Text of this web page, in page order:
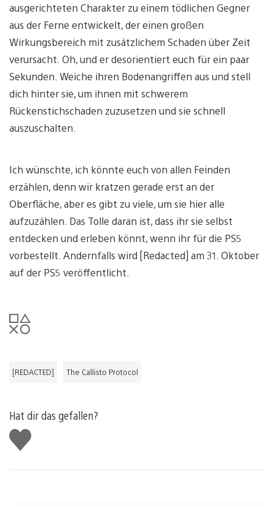
ausgerichteten Charakter zu einem tödlichen Gegner
aus der Ferne entwickelt, der einen großen
Wirkungsbereich mit zusätzlichem Schaden über Zeit
verursacht. Oh, und er desorientiert euch für ein paar
Sekunden. Weiche ihren Bodenangriffen aus und stell
dich hinter sie, um ihnen mit schwerem
Rückenstichschaden zuzusetzen und sie schnell
auszuschalten.
Ich wünschte, ich könnte euch von allen Feinden
erzählen, denn wir kratzen gerade erst an der
Oberfläche, aber es gibt zu viele, um sie hier alle
aufzuzählen. Das Tolle daran ist, dass ihr sie selbst
entdecken und erleben könnt, wenn ihr für die PS5
vorbestellt. Andernfalls wird [Redacted] am 31. Oktober
auf der PS5 veröffentlicht.
[REDACTED] The Callisto Protocol
Hat dir das gefallen?
Gefällt
mir